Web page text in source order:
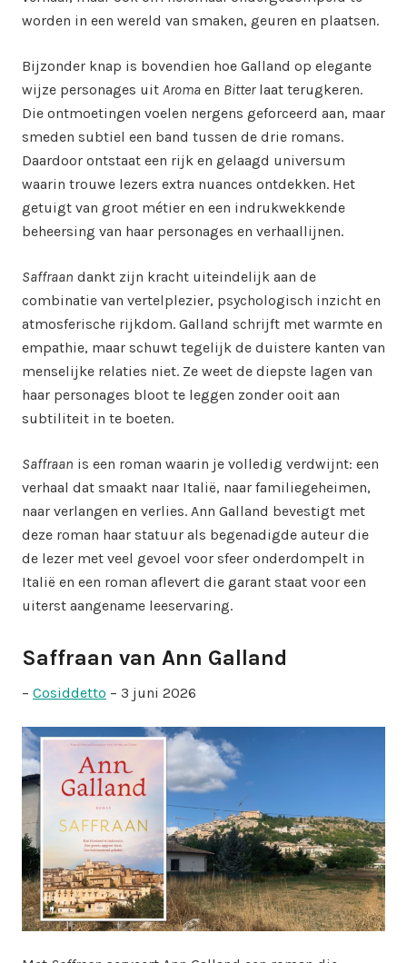
worden in een wereld van smaken, geuren en plaatsen.
Bijzonder knap is bovendien hoe Galland op elegante
wijze personages uit Aroma en Bitterlaat terugkeren.
Die ontmoetingen voelen nergens geforceerd aan, maar
smeden subtiel een band tussen de drie romans.
Daardoor ontstaat een rijk en gelaagd universum
waarin trouwe lezers extra nuances ontdekken. Het
getuigt van groot métier en een indrukwekkende
beheersing van haar personages en verhaallijnen.
Saffraan dankt zijn kracht uiteindelijk aan de
combinatie van vertelplezier, psychologisch inzicht en
atmosferische rijkdom. Galland schrijft met warmte en
empathie, maar schuwt tegelijk de duistere kanten van
menselijke relaties niet. Ze weet de diepste lagen van
haar personages bloot te leggen zonder ooit aan
subtiliteit in te boeten.
Saffraan is een roman waarin je volledig verdwijnt: een
verhaal dat smaakt naar Italië, naar familiegeheimen,
naar verlangen en verlies. Ann Galland bevestigt met
deze roman haar statuur als begenadigde auteur die
de lezer met veel gevoel voor sfeer onderdompelt in
Italië en een roman aflevert die garant staat voor een
uiterst aangename leeservaring.
Saffraan van Ann Galland
– Cosiddetto – 3 juni 2026